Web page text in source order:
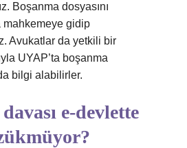
Boşanma dosyasını
mahkemeye gidip
Avukatlar da yetkili bir
UYAP’ta boşanma
bilgi alabilirler.
e-devlette